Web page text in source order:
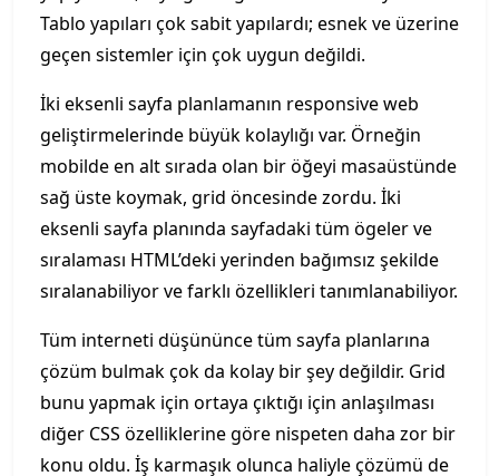
Tablo yapıları çok sabit yapılardı; esnek ve üzerine
geçen sistemler için çok uygun değildi.
İki eksenli sayfa planlamanın responsive web
geliştirmelerinde büyük kolaylığı var. Örneğin
mobilde en alt sırada olan bir öğeyi masaüstünde
sağ üste koymak, grid öncesinde zordu. İki
eksenli sayfa planında sayfadaki tüm ögeler ve
sıralaması HTML’deki yerinden bağımsız şekilde
sıralanabiliyor ve farklı özellikleri tanımlanabiliyor.
Tüm interneti düşününce tüm sayfa planlarına
çözüm bulmak çok da kolay bir şey değildir. Grid
bunu yapmak için ortaya çıktığı için anlaşılması
diğer CSS özelliklerine göre nispeten daha zor bir
konu oldu. İş karmaşık olunca haliyle çözümü de